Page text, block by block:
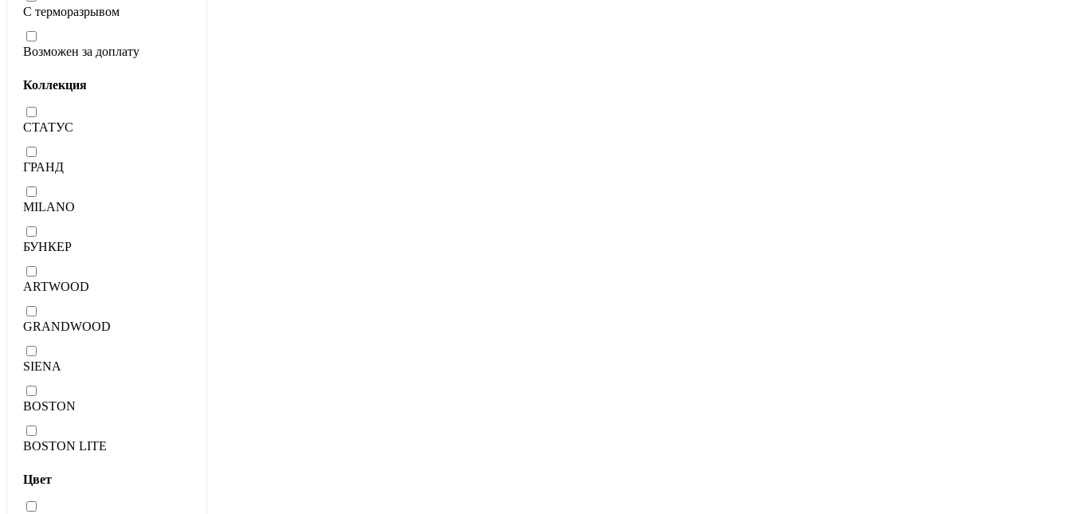
С терморазрывом
Возможен за доплату
Коллекция
СТАТУС
ГРАНД
MILANO
БУНКЕР
ARTWOOD
GRANDWOOD
SIENA
BOSTON
BOSTON LITE
Цвет